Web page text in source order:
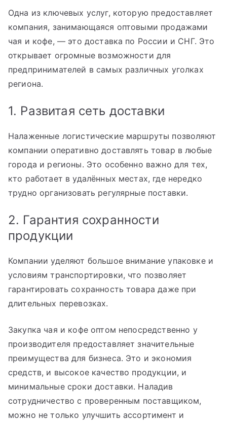
Одна из ключевых услуг, которую предоставляет
компания, занимающаяся оптовыми продажами
чая и кофе, — это доставка по России и СНГ. Это
открывает огромные возможности для
предпринимателей в самых различных уголках
региона.
1. Развитая сеть доставки
Налаженные логистические маршруты позволяют
компании оперативно доставлять товар в любые
города и регионы. Это особенно важно для тех,
кто работает в удалённых местах, где нередко
трудно организовать регулярные поставки.
2. Гарантия сохранности
продукции
Компании уделяют большое внимание упаковке и
условиям транспортировки, что позволяет
гарантировать сохранность товара даже при
длительных перевозках.
Закупка чая и кофе оптом непосредственно у
производителя предоставляет значительные
преимущества для бизнеса. Это и экономия
средств, и высокое качество продукции, и
минимальные сроки доставки. Наладив
сотрудничество с проверенным поставщиком,
можно не только улучшить ассортимент и